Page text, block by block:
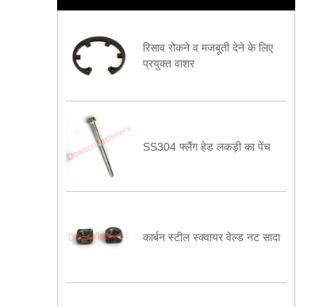
रिसाव रोकने व मजबूती देने के लिए
प्रयुक्त वाशर
SS304 फ्लैंग हेड लकड़ी का पेंच
कार्बन स्टील स्क्वायर वेल्ड नट सादा